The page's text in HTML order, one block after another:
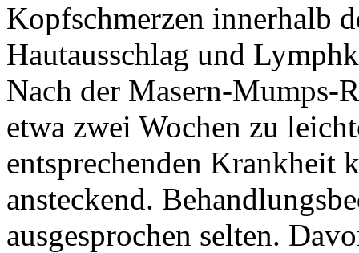
Kopfschmerzen innerhalb
Hautausschlag und
Nach der Masern-Mumps-
etwa zwei Wochen zu
entsprechenden Krankheit
ansteckend.
ausgesprochen selten.